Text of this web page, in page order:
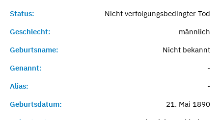
Status:
Nicht verfolgungsbedingter Tod
Geschlecht:
männlich
Geburtsname:
Nicht bekannt
Genannt:
-
Alias:
-
Geburtsdatum:
21. Mai 1890